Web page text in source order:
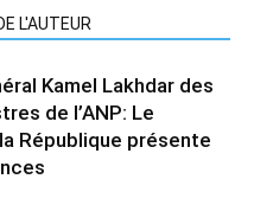
L'AUTEUR
Kamel Lakhdar des
de l’ANP: Le
République présente